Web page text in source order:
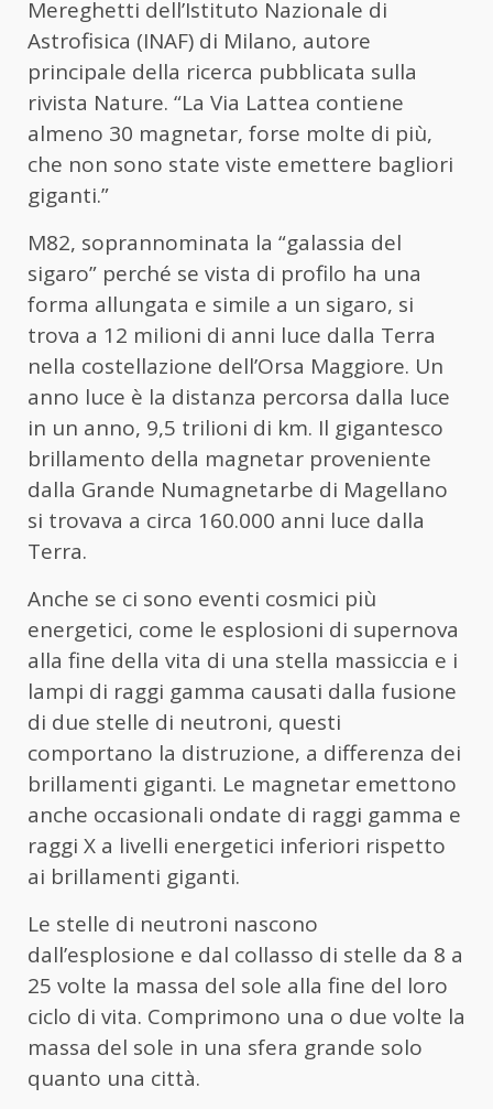
Mereghetti dell’Istituto Nazionale di
Astrofisica (INAF) di Milano, autore
principale della ricerca pubblicata sulla
rivista Nature. “La Via Lattea contiene
almeno 30 magnetar, forse molte di più,
che non sono state viste emettere bagliori
giganti.”
M82, soprannominata la “galassia del
sigaro” perché se vista di profilo ha una
forma allungata e simile a un sigaro, si
trova a 12 milioni di anni luce dalla Terra
nella costellazione dell’Orsa Maggiore. Un
anno luce è la distanza percorsa dalla luce
in un anno, 9,5 trilioni di km. Il gigantesco
brillamento della magnetar proveniente
dalla Grande Numagnetarbe di Magellano
si trovava a circa 160.000 anni luce dalla
Terra.
Anche se ci sono eventi cosmici più
energetici, come le esplosioni di supernova
alla fine della vita di una stella massiccia e i
lampi di raggi gamma causati dalla fusione
di due stelle di neutroni, questi
comportano la distruzione, a differenza dei
brillamenti giganti. Le magnetar emettono
anche occasionali ondate di raggi gamma e
raggi X a livelli energetici inferiori rispetto
ai brillamenti giganti.
Le stelle di neutroni nascono
dall’esplosione e dal collasso di stelle da 8 a
25 volte la massa del sole alla fine del loro
ciclo di vita. Comprimono una o due volte la
massa del sole in una sfera grande solo
quanto una città.